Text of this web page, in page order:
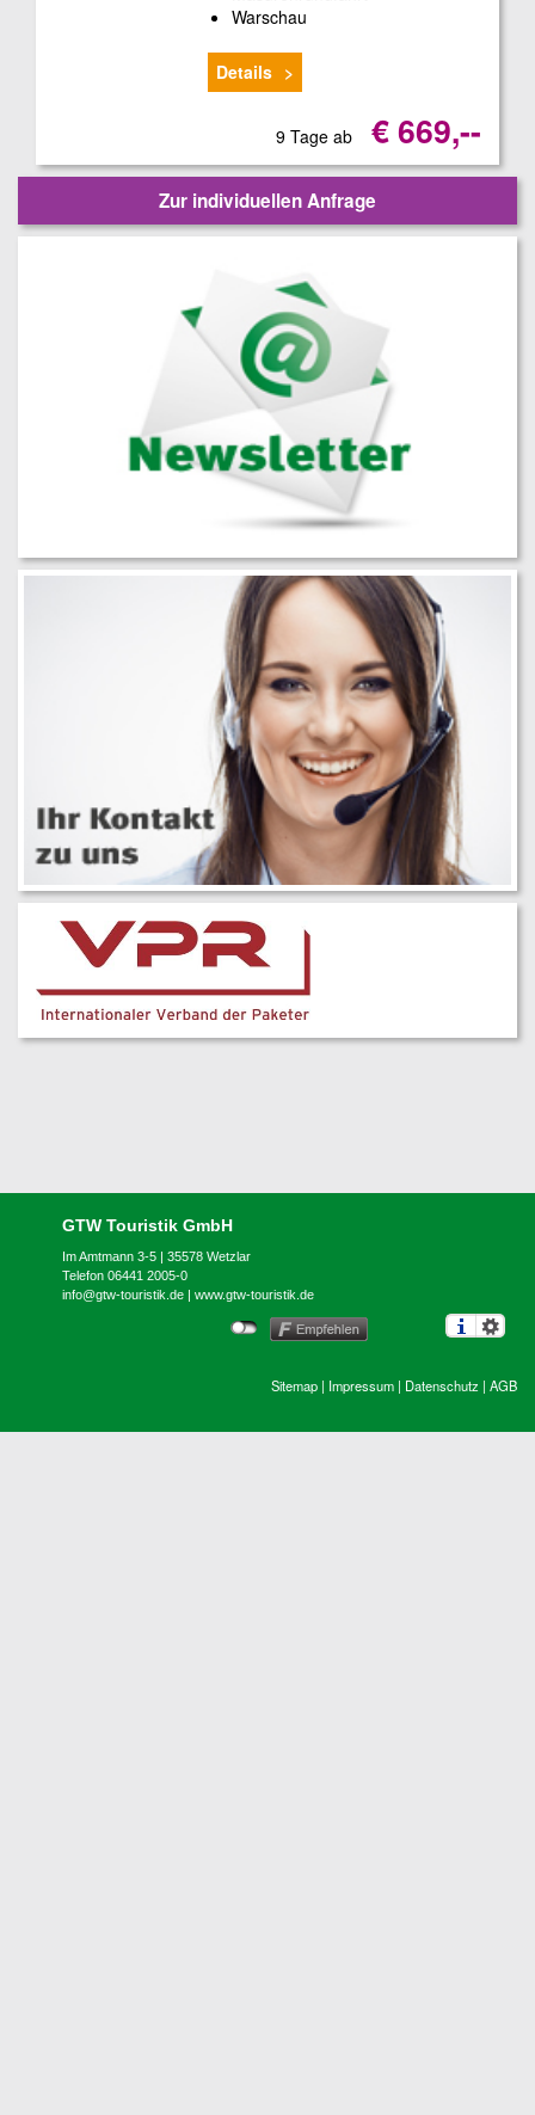
Warschau
Details
9 Tage ab € 669,--
Zur individuellen Anfrage
GTW Touristik GmbH
Im Amtmann 3-5 | 35578 Wetzlar
Telefon 06441 2005-0
info@gtw-touristik.de |www.gtw-touristik.de
Sitemap | Impressum | Datenschutz | AGB